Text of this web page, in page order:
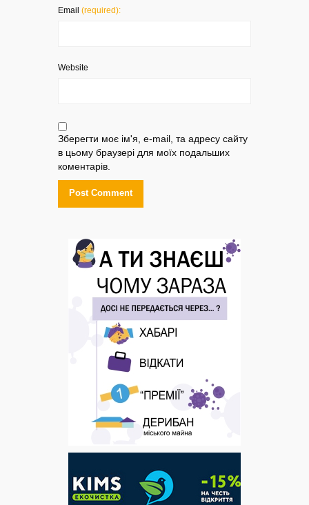
Email (required):
Website
Зберегти моє ім'я, e-mail, та адресу сайту
в цьому браузері для моїх подальших
коментарів.